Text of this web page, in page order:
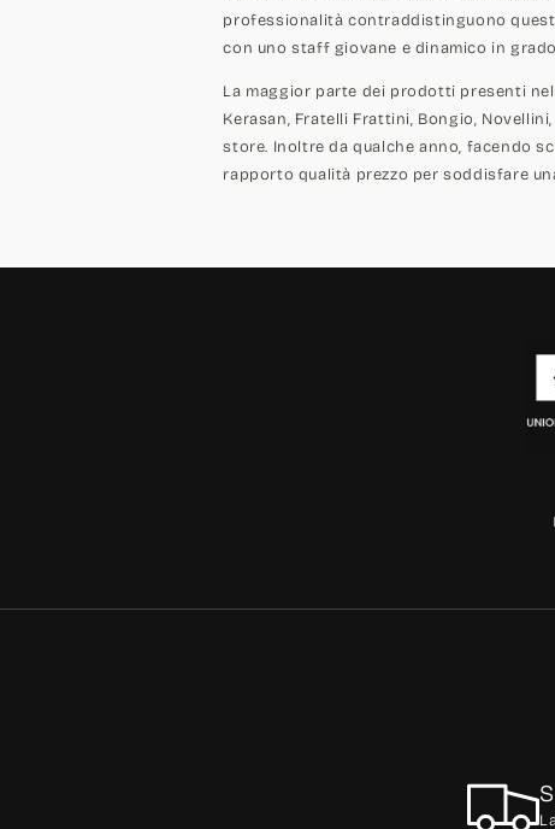
professionalità contraddistinguono
con uno staff giovane e dinamico in
La maggior parte dei prodotti presenti
Kerasan, Fratelli Frattini, Bongio,
store. Inoltre da qualche anno, facendo
rapporto qualità prezzo per soddisfare